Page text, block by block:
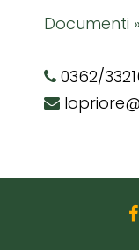
Documenti »
0362/